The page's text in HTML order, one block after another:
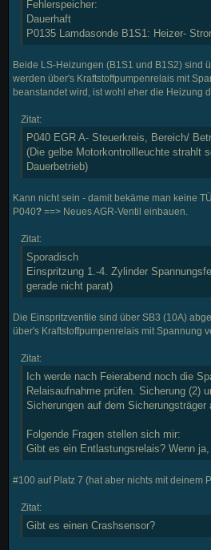
Fehlerspeicher:
Dauerhaft
P0135 Lamdasonde B1S1: Heizer-
Beide LS-Heizungen (B1S1 und B1S2) sind
werden über's Kraftstoffpumpenrelais mit
beanstandet wird, ist wohl eher die Heizung
Zitat:
P040 EGR A- Steuerkreis, Bereich/
(Die gelbe Motorkontrollleuchte strahlt
Dauerbetrieb)
Kann nicht sein - damit bekäme man keine
P040? ==> Neues AGR-Ventil einbauen.
Zitat:
Sporadisch
Einspritzung 1.-4. Zylinder
gerade nicht parat)
Die Einspritzventile sind über SB3 (10A)
über's Kraftstoffpumpenrelais mit Spannung
Zitat:
Ich werde nach Feierabend noch die
Relaisaufnahme prüfen. Sicherung (2)
Sicherungen auf dem Sicherungsträger
Folgende Fragen stellen sich mir:
Gibt es ein Entlastungsrelais? Wenn
#100 auf Platz 7 (hat aber nichts mit deinem
Zitat:
Gibt es einen Crashsensor?